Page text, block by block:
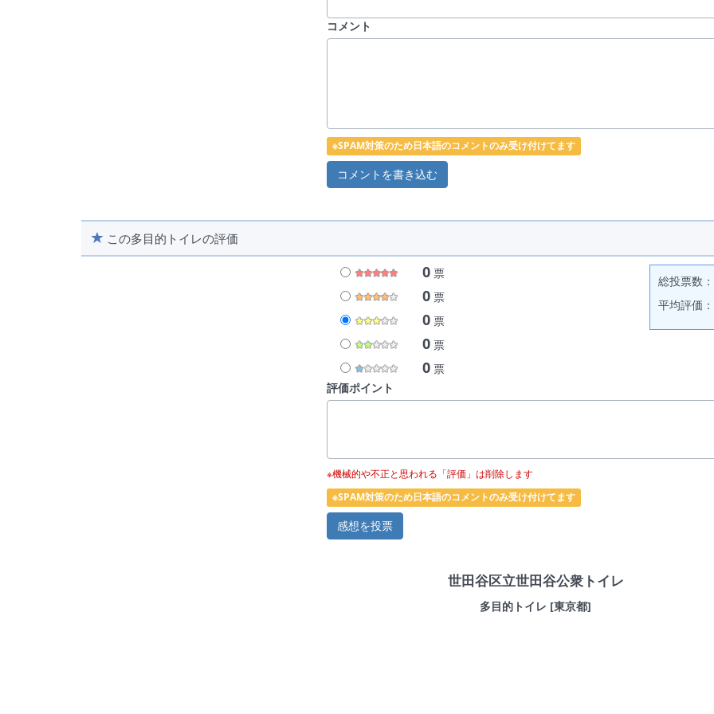
コメント
※SPAM対策のため日本語のコメントのみ受け付けてます
この多目的トイレの評価
0票
0票
0票
0票
0票
総投票数
平均評価
評価ポイント
※機械的や不正と思われる「評価」は削除します
※SPAM対策のため日本語のコメントのみ受け付けてます
世田谷区立世田谷公衆トイレ
多目的トイレ [東京都]